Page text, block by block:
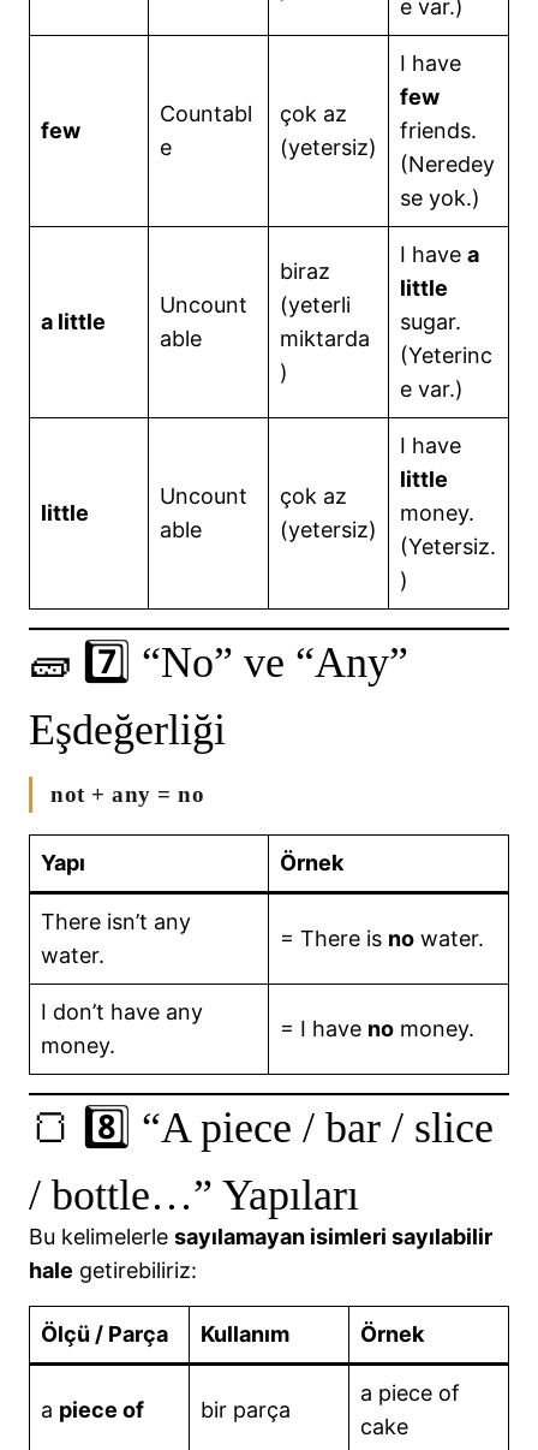
e var.)
few
Countabl
e
çok az
(yetersiz)
I have
few
friends.
(Neredey
se yok.)
a little
Uncount
able
biraz
(yeterli
miktarda
)
I have a
little
sugar.
(Yeterinc
e var.)
little
Uncount
able
çok az
(yetersiz)
I have
little
money.
(Yetersiz.
)
🧱 7️⃣ “No” ve “Any”
Eşdeğerliği
not + any = no
Yapı Örnek
There isn’t any
water.
= There is no water.
I don’t have any
money.
= I have no money.
🍞 8️⃣ “A piece / bar / slice
/ bottle…” Yapıları
Bu kelimelerle sayılamayan isimleri sayılabilir
hale getirebiliriz:
Ölçü / Parça Kullanım Örnek
a piece of bir parça
a piece of
cake